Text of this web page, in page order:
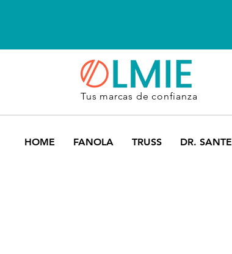
Tus marcas de confianza
HOME FANOLA TRUSS DR. SANTE